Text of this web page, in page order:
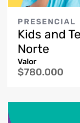
PRESENCIAL
Kids and
Norte
Valor
$780.000